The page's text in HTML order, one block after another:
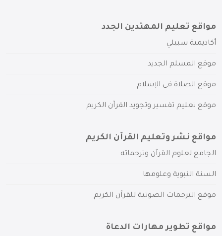
مواقع تعليم المهتدين الجدد
أكاديمية سبيلي
موقع المسلم الجديد
موقع الصلاة في الإسلام
موقع تعليم تفسير وتجويد القرآن الكريم
مواقع نشر وتعليم القرآن الكريم
الجامع لعلوم القرآن وترجماته
السنة النبوية وعلومها
موقع الترجمات الصوتية للقرآن الكريم
مواقع تطوير مهارات الدعاة